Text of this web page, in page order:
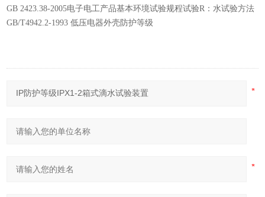
GB 2423.38-2005电子电工产品基本环境试验规程试验R：水试验方法
GB/T4942.2-1993 低压电器外壳防护等级